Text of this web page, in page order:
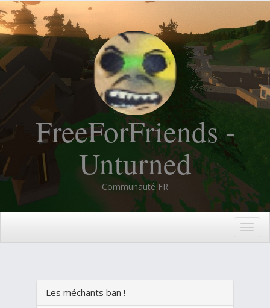
FreeForFriends -
Unturned
Communauté FR
Les méchants ban !